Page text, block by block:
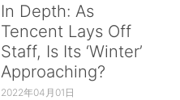
In Depth: As
Tencent Lays Off
Staff, Is Its ‘Winter’
Approaching?
2022年04月01日